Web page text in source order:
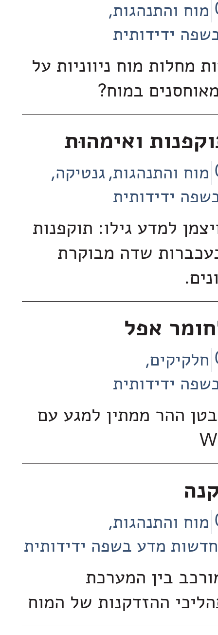
מוח והתנהגות
ידידותית
מחלות מוח ניווניות על
במוח?
ואימהוּת
מוח והתנהגות גנטיקה
ידידותית
למדע גילו: תוקפנות
שדה מבוקרת
אפל
חלקיקים
ידידותית
ההר ממתין למגע עם
מוח והתנהגות
חדשות מדע בשפה ידידותית
בין המערכת
ההזדקנות של המוח